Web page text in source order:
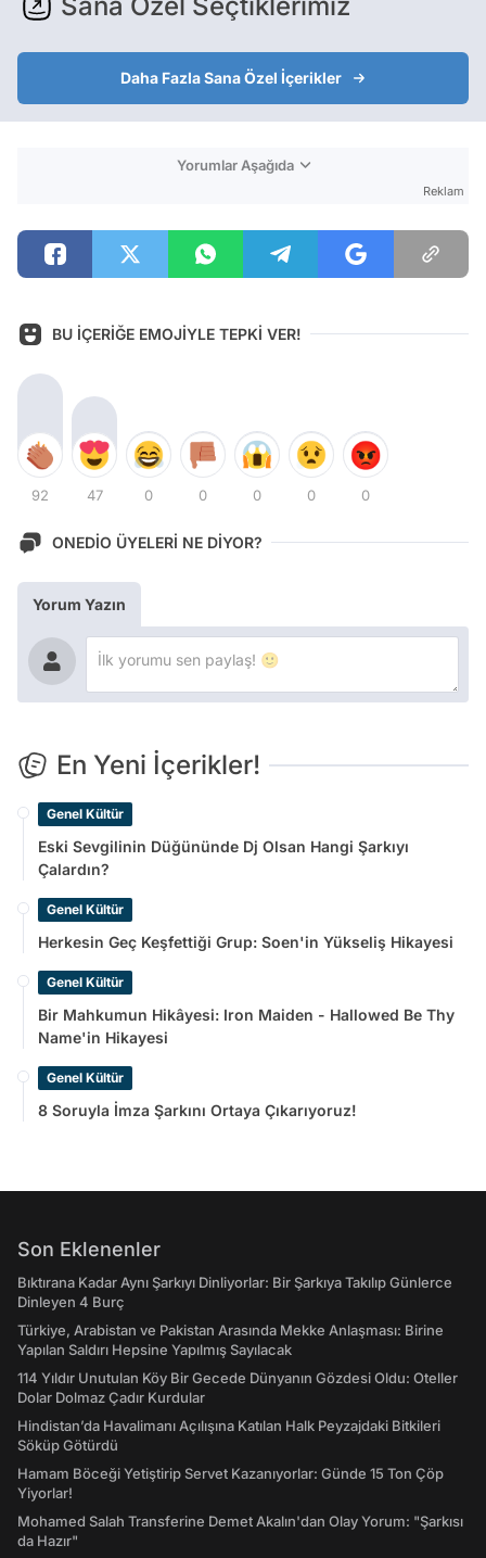
Daha Fazla Sana Özel İçerikler
Yorumlar Aşağıda
Reklam
BU İÇERİĞE EMOJİYLE TEPKİ VER!
92 47 0 0 0 0 0
ONEDİO ÜYELERİ NE DİYOR?
Yorum Yazın
En Yeni İçerikler!
Genel Kültür
Eski Sevgilinin Düğününde Dj Olsan Hangi Şarkıyı
Çalardın?
Genel Kültür
Herkesin Geç Keşfettiği Grup: Soen'in Yükseliş Hikayesi
Genel Kültür
Bir Mahkumun Hikâyesi: Iron Maiden - Hallowed Be Thy
Name'in Hikayesi
Genel Kültür
8 Soruyla İmza Şarkını Ortaya Çıkarıyoruz!
Son Eklenenler
Bıktırana Kadar Aynı Şarkıyı Dinliyorlar: Bir Şarkıya Takılıp Günlerce
Dinleyen 4 Burç
Türkiye, Arabistan ve Pakistan Arasında Mekke Anlaşması: Birine
Yapılan Saldırı Hepsine Yapılmış Sayılacak
114 Yıldır Unutulan Köy Bir Gecede Dünyanın Gözdesi Oldu: Oteller
Dolar Dolmaz Çadır Kurdular
Hindistan’da Havalimanı Açılışına Katılan Halk Peyzajdaki Bitkileri
Söküp Götürdü
Hamam Böceği Yetiştirip Servet Kazanıyorlar: Günde 15 Ton Çöp
Yiyorlar!
Mohamed Salah Transferine Demet Akalın'dan Olay Yorum: "Şarkısı
da Hazır"